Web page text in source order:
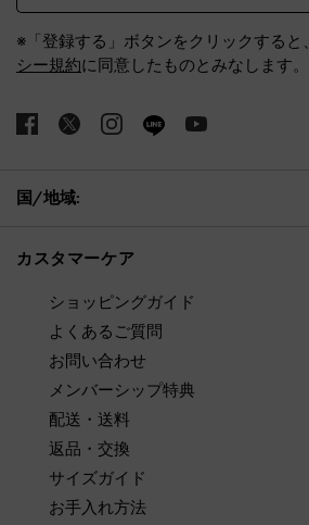
※「登録する」ボタンをクリックすると、
シー規約に同意したものとみなします。
国/地域:
カスタマーケア
ショッピングガイド
よくあるご質問
お問い合わせ
メンバーシップ特典
配送・送料
返品・交換
サイズガイド
お手入れ方法